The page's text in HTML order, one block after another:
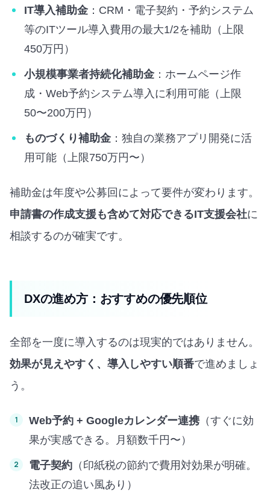
IT導入補助金 ：CRM・電子契約・予約システム
等のITツール導入費用の最大1/2を補助（上限
450万円）
小規模事業者持続化補助金 ：ホームページ作
成・Web予約システム導入に利用可能（上限
50〜200万円）
ものづくり補助金 ：独自の業務アプリ開発に活
用可能（上限750万円〜）
補助金は年度や公募回によって要件が変わります。
申請書の作成支援も含めて対応できるIT支援会社に
相談するのが確実です。
DXの進め方：おすすめの優先順位
全部を一度に導入するのは現実的ではありません。
効果が見えやすく、導入しやすい順番で進めましょ
う。
Web予約 + Googleカレンダー連携 （すぐに効
果が実感できる。月額数千円〜）
電子契約 （印紙税の節約で費用対効果が明確。
法改正の追い風あり）